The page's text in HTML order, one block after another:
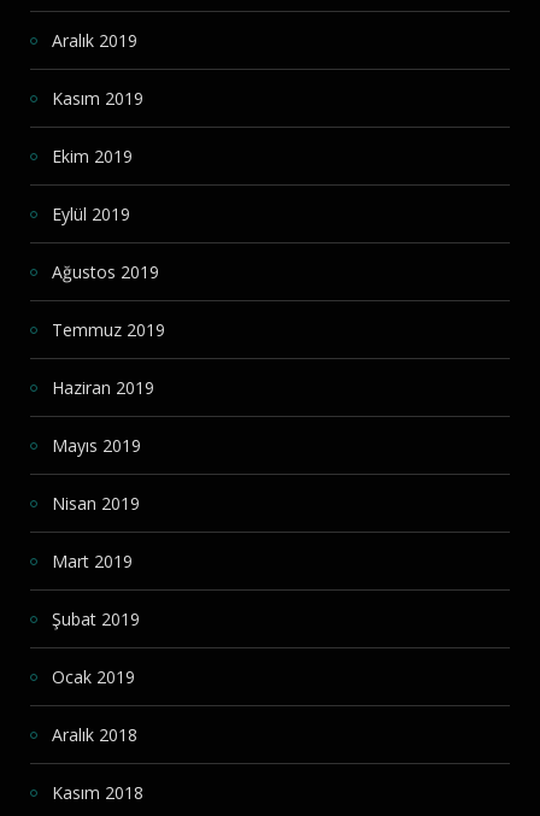
Aralık 2019
Kasım 2019
Ekim 2019
Eylül 2019
Ağustos 2019
Temmuz 2019
Haziran 2019
Mayıs 2019
Nisan 2019
Mart 2019
Şubat 2019
Ocak 2019
Aralık 2018
Kasım 2018